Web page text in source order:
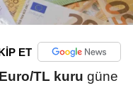
ET
Euro/TL kuru güne